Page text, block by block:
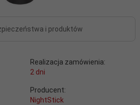
i produktów
Realizacja zamówienia:
2 dni
Producent:
NightStick